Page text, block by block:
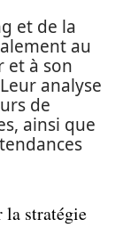
et de la
au
et à son
analyse
de
ainsi que
la stratégie